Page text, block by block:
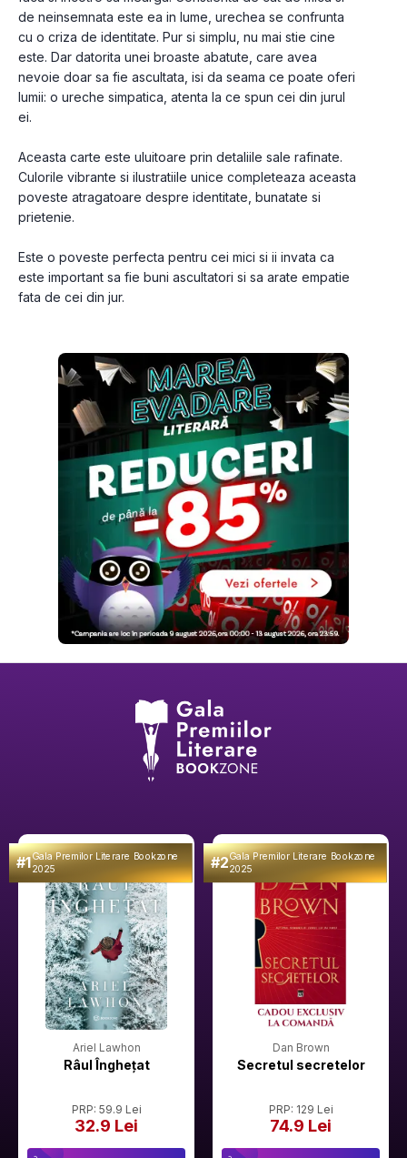
de neinsemnata este ea in lume, urechea se confrunta
cu o criza de identitate. Pur si simplu, nu mai stie cine
este. Dar datorita unei broaste abatute, care avea
nevoie doar sa fie ascultata, isi da seama ce poate oferi
lumii: o ureche simpatica, atenta la ce spun cei din jurul
ei.
Aceasta carte este uluitoare prin detaliile sale rafinate.
Culorile vibrante si ilustratiile unice completeaza aceasta
poveste atragatoare despre identitate, bunatate si
prietenie.
Este o poveste perfecta pentru cei mici si ii invata ca
este important sa fie buni ascultatori si sa arate empatie
#1Gala Premilor Literare Bookzone
2025
Ariel Lawhon
Râul Înghețat
PRP: 59.9 Lei
32.9 Lei
#2Gala Premilor Literare Bookzone
2025
Dan Brown
Secretul secretelor
PRP: 129 Lei
74.9 Lei